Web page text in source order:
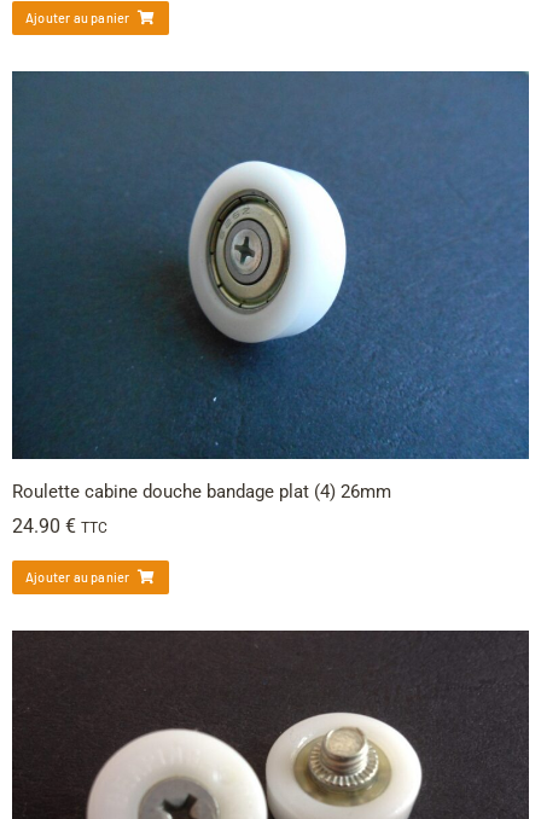
Ajouter au panier
Roulette cabine douche bandage plat (4) 26mm
24.90 € TTC
Ajouter au panier